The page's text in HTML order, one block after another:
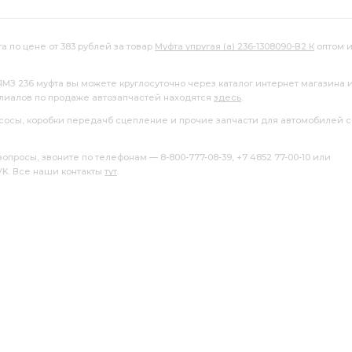
по цене от 383 рублей за товар Муфта упругая (а) 236-1308090-В2 К оптом
236 муфта вы можете круглосуточно через каталог интернет магазина
по продаже автозапчастей находятся здесь.
коробки передачб сцепление и прочие запчасти для автомобилей с
звоните по телефонам — 8-800-777-08-39, +7 4852 77-00-10 или
Все наши контакты тут.